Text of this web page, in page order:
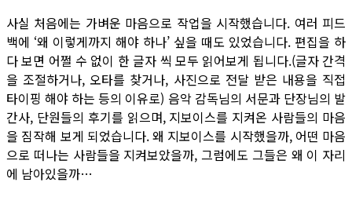
사실 처음에는 가벼운 마음으로 작업을 시작했습니다. 여러 피드
백에 ‘왜 이렇게까지 해야 하나’ 싶을 때도 있었습니다. 편집을 하
다 보면 어쩔 수 없이 한 글자 씩 모두 읽어보게 됩니다.(글자 간격
을 조절하거나, 오타를 찾거나, 사진으로 전달 받은 내용을 직접
타이핑 해야 하는 등의 이유로) 음악 감독님의 서문과 단장님의 발
간사, 단원들의 후기를 읽으며, 지보이스를 지켜온 사람들의 마음
을 짐작해 보게 되었습니다. 왜 지보이스를 시작했을까, 어떤 마음
으로 떠나는 사람들을 지켜보았을까, 그럼에도 그들은 왜 이 자리
에 남아있을까…